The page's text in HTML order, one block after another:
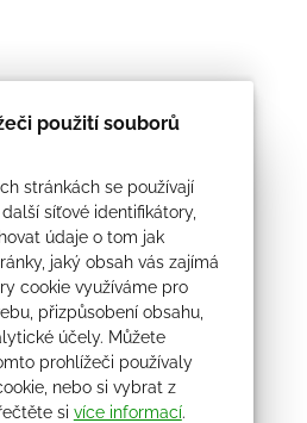
použití souborů
stránkách se používají
síťové identifikátory,
údaje o tom jak
jaký obsah vás zajímá
cookie využíváme pro
přizpůsobení obsahu,
účely. Můžete
prohlížeči používaly
nebo si vybrat z
si více informací.